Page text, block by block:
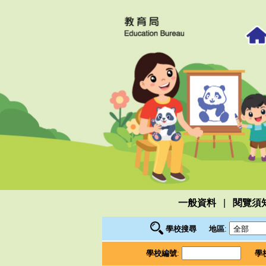
一般資料 閱覽須
學校搜尋 地區:
學校編號: 學